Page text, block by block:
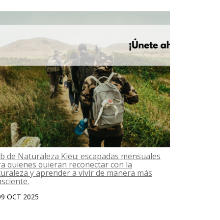
de Naturaleza Kieu: escapadas mensuales
quienes quieran reconectar con la
y aprender a vivir de manera más
OCT 2025